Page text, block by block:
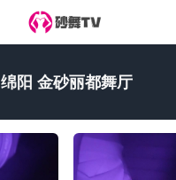
绵阳 金砂丽都舞厅